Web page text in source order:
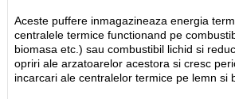
Aceste puffere inmagazineaza energia
centralele termice functionand pe
biomasa etc.) sau combustibil lichid si
opriri ale arzatoarelor acestora si cresc
incarcari ale centralelor termice pe lemn si